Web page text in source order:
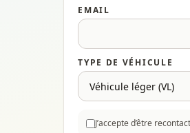
EMAIL
TYPE DE VÉHICULE
J’accepte d’être